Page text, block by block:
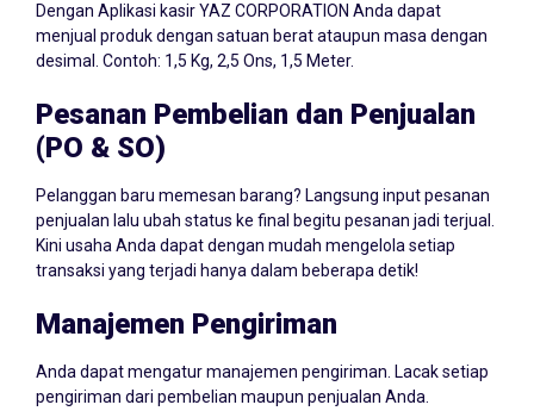
Dengan Aplikasi kasir YAZ CORPORATION Anda dapat
menjual produk dengan satuan berat ataupun masa dengan
desimal. Contoh: 1,5 Kg, 2,5 Ons, 1,5 Meter.
Pesanan Pembelian dan Penjualan
(PO & SO)
Pelanggan baru memesan barang? Langsung input pesanan
penjualan lalu ubah status ke final begitu pesanan jadi terjual.
Kini usaha Anda dapat dengan mudah mengelola setiap
transaksi yang terjadi hanya dalam beberapa detik!
Manajemen Pengiriman
Anda dapat mengatur manajemen pengiriman. Lacak setiap
pengiriman dari pembelian maupun penjualan Anda.